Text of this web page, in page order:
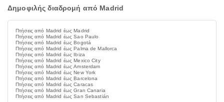
Δημοφιλής διαδρομή από Madrid
Πτήσεις από Madrid έως Madrid
Πτήσεις από Madrid έως Sao Paulo
Πτήσεις από Madrid έως Bogotá
Πτήσεις από Madrid έως Palma de Mallorca
Πτήσεις από Madrid έως Ibiza
Πτήσεις από Madrid έως Mexico City
Πτήσεις από Madrid έως Amsterdam
Πτήσεις από Madrid έως New York
Πτήσεις από Madrid έως Barcelona
Πτήσεις από Madrid έως Caracas
Πτήσεις από Madrid έως Gran Canaria
Πτήσεις από Madrid έως San Sebastián